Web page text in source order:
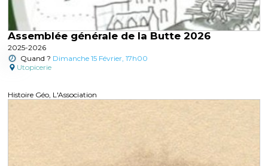
Assemblée générale de la Butte 2026
2025-2026
Quand ? Dimanche 15 Février, 17h00
Utopicerie
Histoire Géo, L'Association